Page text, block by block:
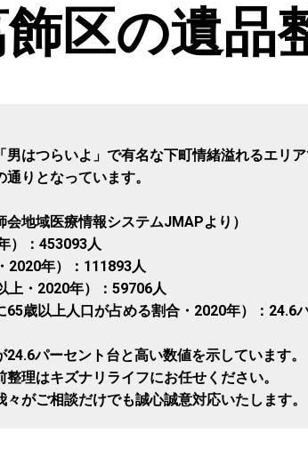
区の遺品
はつらいよ」で有名な下町情緒溢れるエリア
りとなっています。
地域医療情報システムJMAPより）
）：453093人
2020年）：111893人
上・2020年）：59706人
65歳以上人口が占める割合・2020年）：24.6
パーセント台と高い数値を示しています。
理はキズナリライフにお任せください。
がご相談だけでも誠心誠意対応いたします。